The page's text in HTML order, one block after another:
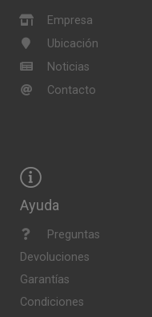
Empresa
Ubicación
Noticias
Contacto
Ayuda
Preguntas
Devoluciones
Garantías
Condiciones